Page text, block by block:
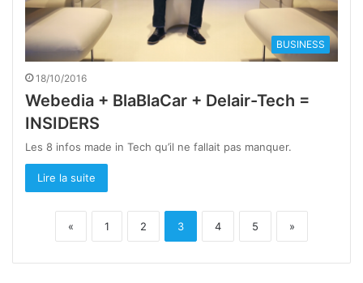
BUSINESS
18/10/2016
Webedia + BlaBlaCar + Delair-Tech =
INSIDERS
Les 8 infos made in Tech qu’il ne fallait pas manquer.
Lire la suite
« 1 2 3 4 5 »